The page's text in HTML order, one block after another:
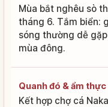
Mùa bắt nghêu sò
tháng 6. Tắm biển:
sóng thường dễ
mùa đông.
Quanh đó & ẩm thực
Kết hợp chợ cá